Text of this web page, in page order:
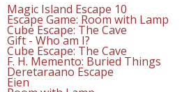
Magic Island Escape 10
Escape Game: Room with Lamp
Cube Escape: The Cave
Gift - Who am I?
Cube Escape: The Cave
F. H. Memento: Buried Things
Deretaraano Escape
Eien